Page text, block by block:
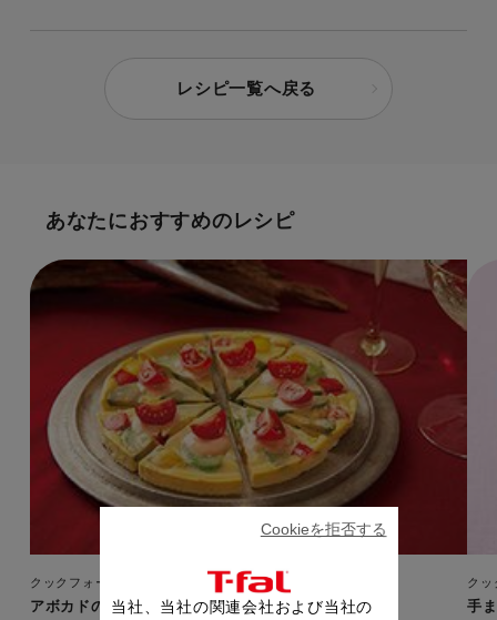
レシピ一覧へ戻る
あなたにおすすめのレシピ
クックフォーミー 6L（250レシピ内蔵）
アボカドのフリッタータ
クッ
手
当社、当社の関連会社および当社の
Cookieを拒否する